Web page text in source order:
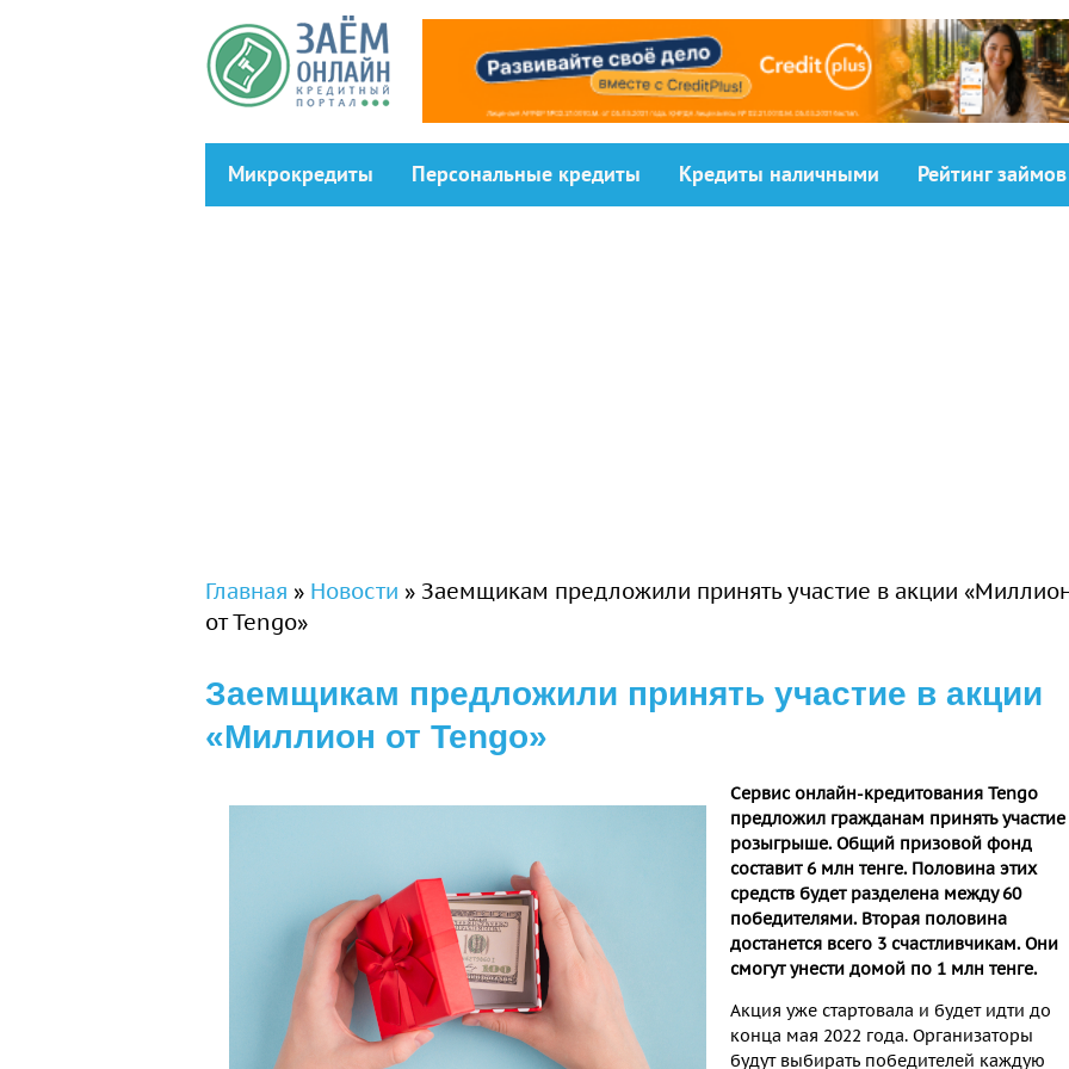
Микрокредиты Персональныe кредиты Кредиты наличными Рейтинг займов
Вы здесь
Главная » Новости » Заемщикам предложили принять участие в акции
от Tengo»
Заемщикам предложили принять участие в акции
«Миллион от Tengo»
Сервис онлайн-кредитования Tengo
предложил гражданам принять участие
розыгрыше. Общий призовой фонд
составит 6 млн тенге. Половина этих
средств будет разделена между 60
победителями. Вторая половина
достанется всего 3 счастливчикам. Они
смогут унести домой по 1 млн тенге.
Акция уже стартовала и будет идти до
конца мая 2022 года. Организаторы
будут выбирать победителей каждую